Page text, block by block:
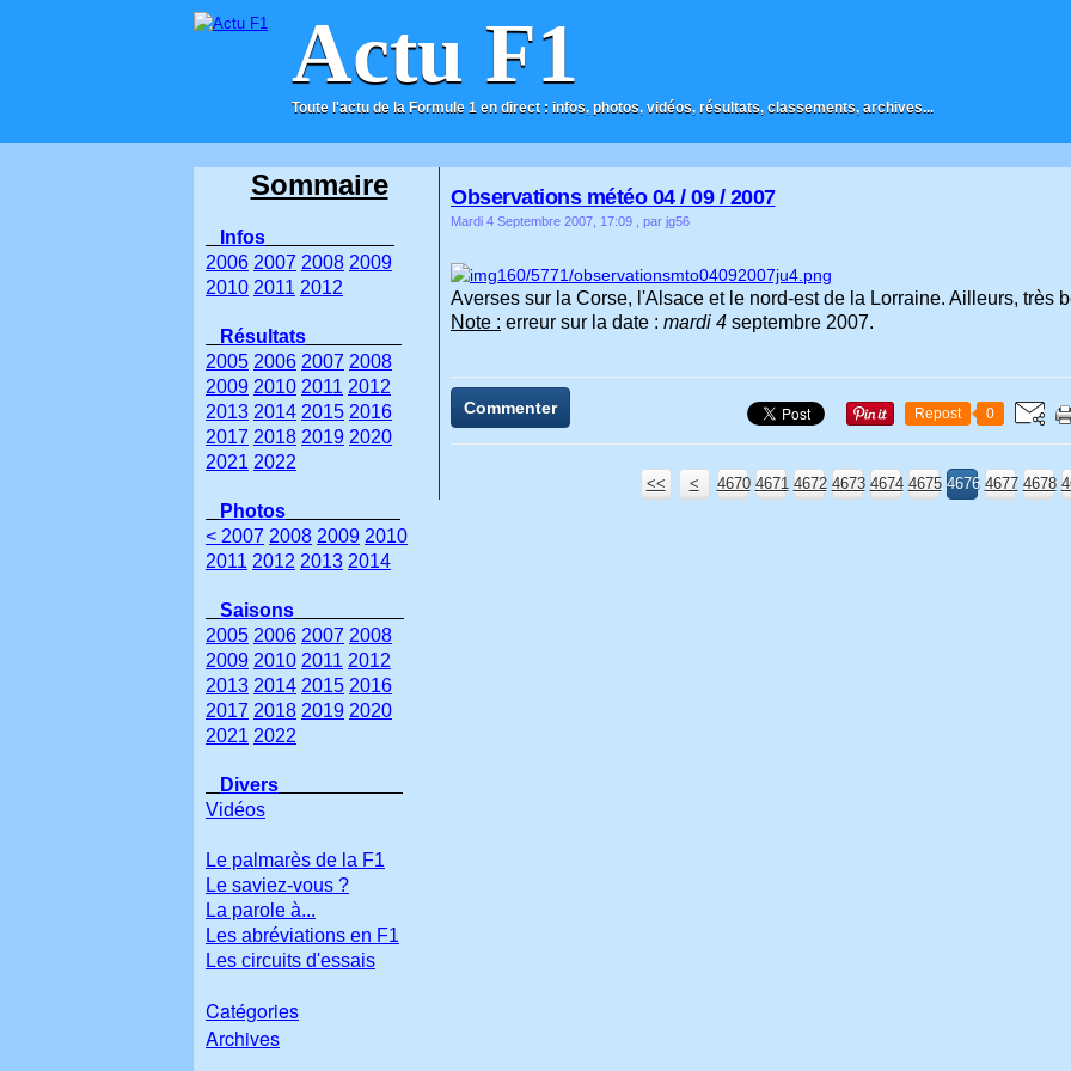
Actu F1
Toute l'actu de la Formule 1 en direct : infos, photos, vidéos, résultats, classements, archives...
ACCUEIL CONTACT
Observations météo 04 / 09 / 2007
Mardi 4 Septembre 2007, 17:09 , par jg56
Averses sur la Corse, l'Alsace et le nord-est de la Lorraine. Ailleurs, très
Note : erreur sur la date : mardi 4 septembre 2007.
Commenter Repost 0
<< < 4600
4610
4620
4630
4640
4650
4660
4670 4671 4672 4673 4674 4675 4676 4677 4678
Sommaire
Infos
2006 2007 2008 2009
2010 2011 2012
Résultats
2005 2006 2007 2008
2009 2010 2011 2012
2013 2014 2015 2016
2017 2018 2019 2020
2021 2022
Photos
< 2007 2008 2009 2010
2011 2012 2013 2014
Saisons
2005 2006 2007 2008
2009 2010 2011 2012
2013 2014 2015 2016
2017 2018 2019 2020
2021 2022
Divers
Vidéos
Le palmarès de la F1
Le saviez-vous ?
La parole à...
Les abréviations en F1
Les circuits d'essais
Catégories
Archives